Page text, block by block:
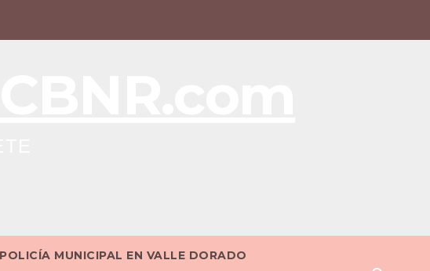
MUNICIPAL EN VALLE DORADO